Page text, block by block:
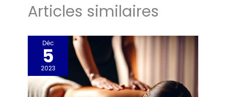
Articles similaires
Déc
5
2023